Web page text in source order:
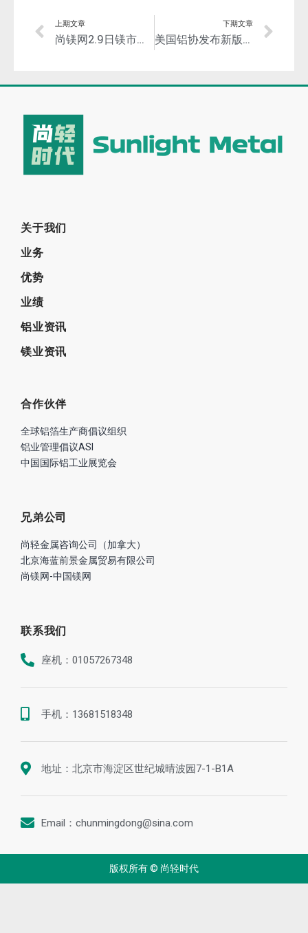
上期文章
尚镁网2.9日镁市场简评：镁市运行平稳
下期文章
美国铝协发布新版汽车用铝技术路线图—推动产业链创新与合作！
关于我们
业务
优势
业绩
铝业资讯
镁业资讯
合作伙伴
全球铝箔生产商倡议组织
铝业管理倡议ASI
中国国际铝工业展览会
兄弟公司
尚轻金属咨询公司（加拿大）
北京海蓝前景金属贸易有限公司
尚镁网-中国镁网
联系我们
座机：01057267348
手机：13681518348
地址：北京市海淀区世纪城晴波园7-1-B1A
Email：chunmingdong@sina.com
版权所有 © 尚轻时代